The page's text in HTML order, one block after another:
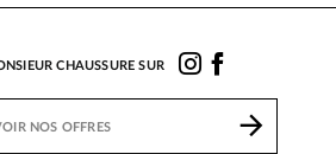
CHAUSSURE SUR